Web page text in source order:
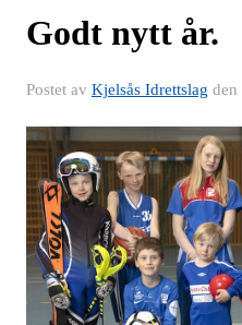
Godt nytt år.
Postet av Kjelsås Idrettslag den